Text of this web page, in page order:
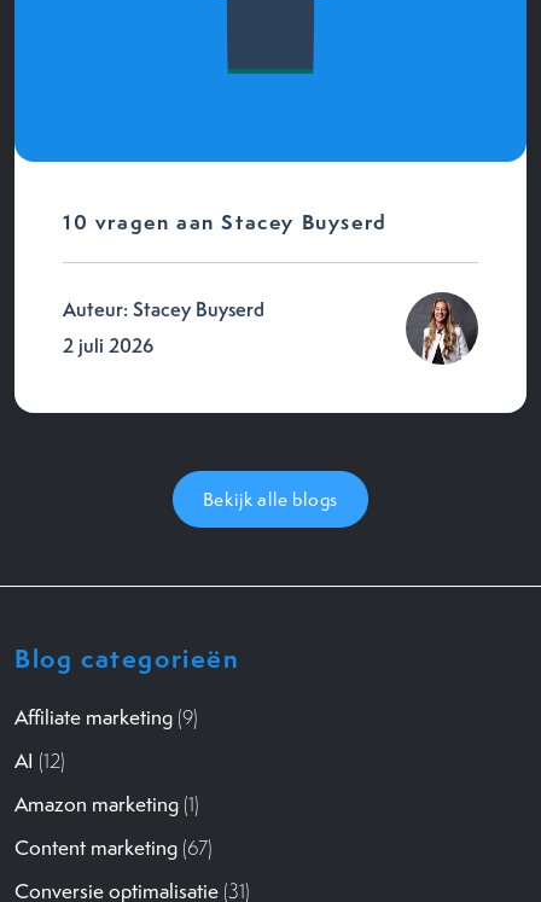
10 vragen aan Stacey Buyserd
Auteur: Stacey Buyserd
2 juli 2026
Bekijk alle blogs
Blog categorieën
Affiliate marketing (9)
AI (12)
Amazon marketing (1)
Content marketing (67)
Conversie optimalisatie (31)